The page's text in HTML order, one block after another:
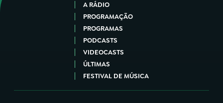
A RÁDIO
PROGRAMAÇÃO
PROGRAMAS
PODCASTS
VIDEOCASTS
ÚLTIMAS
FESTIVAL DE MÚSICA